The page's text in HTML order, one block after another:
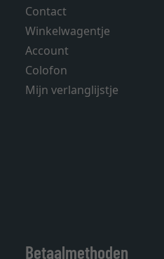
Contact
Winkelwagentje
Account
Colofon
Mijn verlanglijstje
Betaalmethoden